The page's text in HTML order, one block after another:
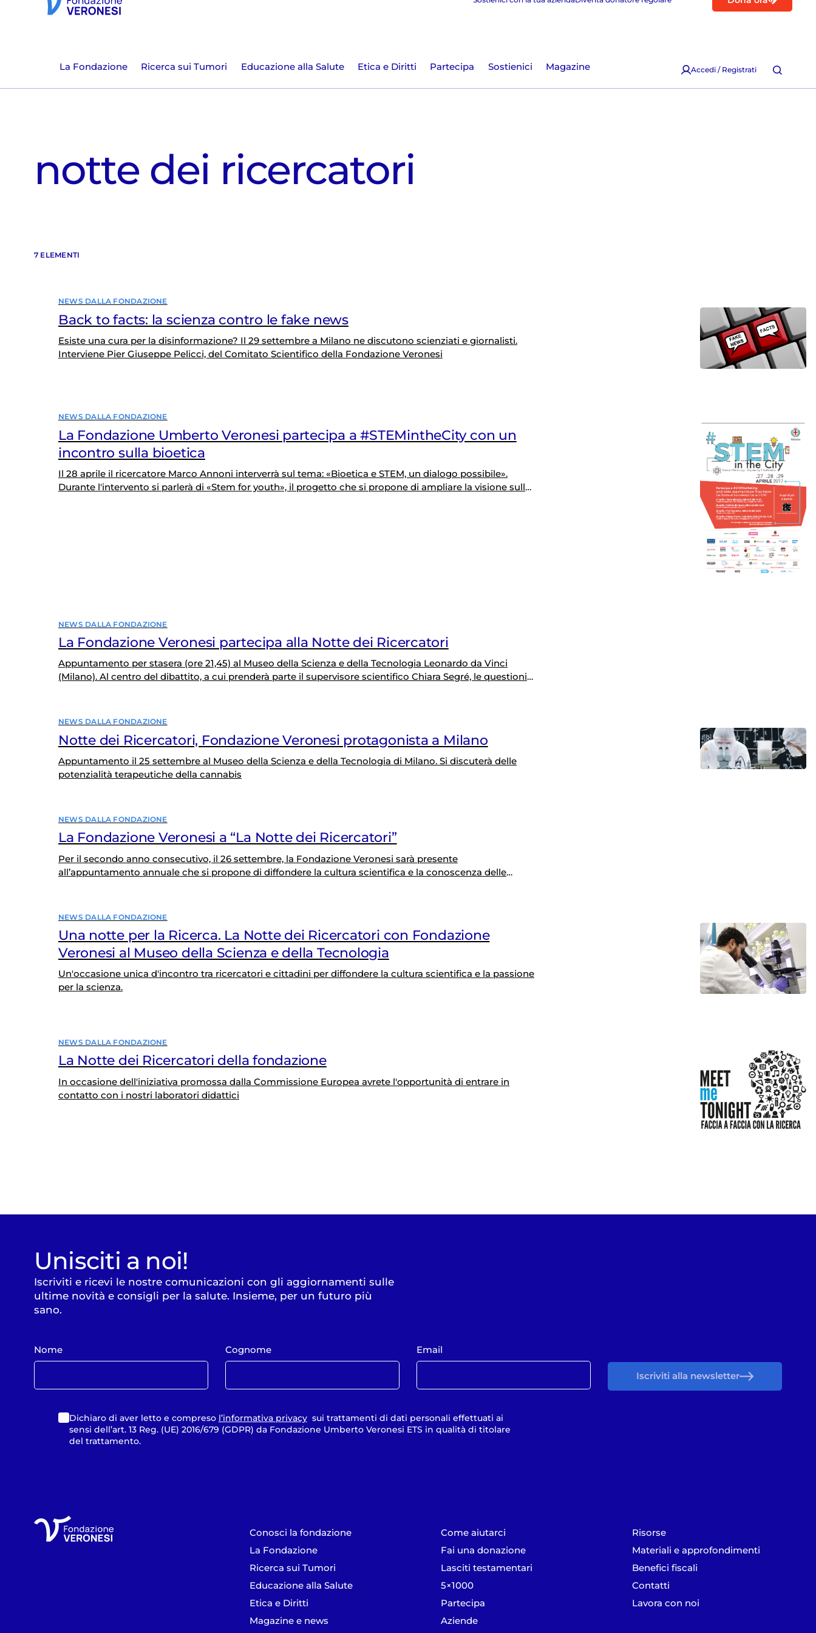
La Fondazione Ricerca sui Tumori Educazione alla Salute Etica e Diritti Partecipa Sostienici Magazine Accedi / Registrati
notte dei ricercatori
7 ELEMENTI
NEWS DALLA FONDAZIONE
Back to facts: la scienza contro le fake news
Esiste una cura per la disinformazione? Il 29 settembre a Milano ne discutono scienziati e giornalisti.
Interviene Pier Giuseppe Pelicci, del Comitato Scientifico della Fondazione Veronesi
NEWS DALLA FONDAZIONE
La Fondazione Umberto Veronesi partecipa a #STEMintheCity con un
incontro sulla bioetica
Il 28 aprile il ricercatore Marco Annoni interverrà sul tema: «Bioetica e STEM, un dialogo possibile».
Durante l'intervento si parlerà di «Stem for youth», il progetto che si propone di ampliare la visione sulle
NEWS DALLA FONDAZIONE
La Fondazione Veronesi partecipa alla Notte dei Ricercatori
Appuntamento per stasera (ore 21,45) al Museo della Scienza e della Tecnologia Leonardo da Vinci
(Milano). Al centro del dibattito, a cui prenderà parte il supervisore scientifico Chiara Segré, le questioni
NEWS DALLA FONDAZIONE
Notte dei Ricercatori, Fondazione Veronesi protagonista a Milano
Appuntamento il 25 settembre al Museo della Scienza e della Tecnologia di Milano. Si discuterà delle
potenzialità terapeutiche della cannabis
NEWS DALLA FONDAZIONE
La Fondazione Veronesi a “La Notte dei Ricercatori”
Per il secondo anno consecutivo, il 26 settembre, la Fondazione Veronesi sarà presente
all’appuntamento annuale che si propone di diffondere la cultura scientifica e la conoscenza delle
NEWS DALLA FONDAZIONE
Una notte per la Ricerca. La Notte dei Ricercatori con Fondazione
Veronesi al Museo della Scienza e della Tecnologia
Un'occasione unica d'incontro tra ricercatori e cittadini per diffondere la cultura scientifica e la passione
per la scienza.
NEWS DALLA FONDAZIONE
La Notte dei Ricercatori della fondazione
In occasione dell'iniziativa promossa dalla Commissione Europea avrete l'opportunità di entrare in
contatto con i nostri laboratori didattici
Unisciti a noi!
Iscriviti e ricevi le nostre comunicazioni con gli aggiornamenti sulle
ultime novità e consigli per la salute. Insieme, per un futuro più
sano.
Nome Cognome Email
Dichiaro di aver letto e compreso l’informativa privacysui trattamenti di dati personali effettuati ai
sensi dell’art. 13 Reg. (UE) 2016/679 (GDPR) da Fondazione Umberto Veronesi ETS in qualità di titolare
del trattamento.
Iscriviti alla newsletter
Conosci la fondazione
La Fondazione
Ricerca sui Tumori
Educazione alla Salute
Etica e Diritti
Magazine e news
Come aiutarci
Fai una donazione
Lasciti testamentari
5×1000
Partecipa
Aziende
Risorse
Materiali e approfondimenti
Benefici fiscali
Contatti
Lavora con noi